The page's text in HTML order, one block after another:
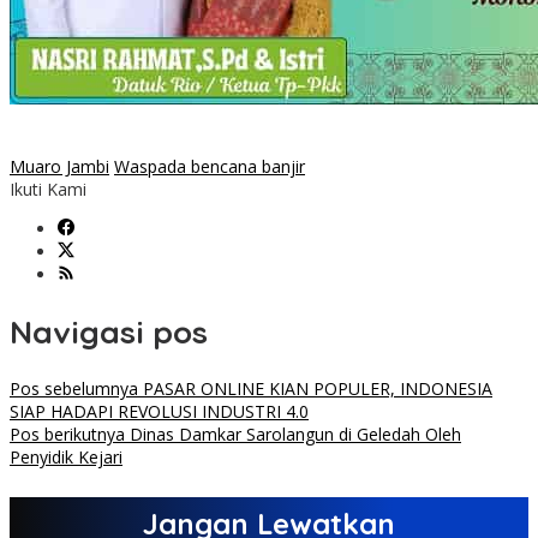
Muaro Jambi Waspada bencana banjir
Ikuti Kami
Navigasi pos
Pos sebelumnya PASAR ONLINE KIAN POPULER, INDONESIA
SIAP HADAPI REVOLUSI INDUSTRI 4.0
Pos berikutnya Dinas Damkar Sarolangun di Geledah Oleh
Penyidik Kejari
Jangan Lewatkan